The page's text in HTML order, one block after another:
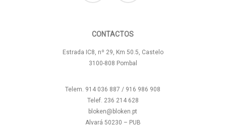
CONTACTOS
Estrada IC8, nº 29, Km 50.5, Castelo
3100-808 Pombal
Telem. 914 036 887 / 916 986 908
Telef. 236 214 628
bloken@bloken.pt
Alvará 50230 – PUB